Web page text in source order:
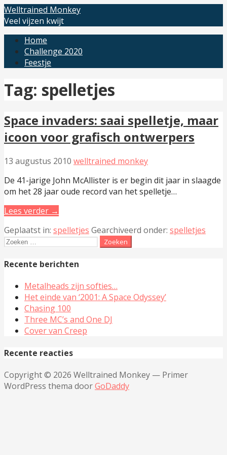
Ga
naar
inhoud
Welltrained Monkey
Veel vijzen kwijt
Home
Challenge 2020
Feestje
Tag: spelletjes
Space invaders: saai spelletje, maar
icoon voor grafisch ontwerpers
13 augustus 2010 welltrained monkey
De 41-jarige John McAllister is er begin dit jaar in slaagde
om het 28 jaar oude record van het spelletje…
Lees verder →
Geplaatst in: spelletjes Gearchiveerd onder: spelletjes
Zoeken
Recente berichten
Metalheads zijn softies…
Het einde van ‘2001: A Space Odyssey’
Chasing 100
Three MC’s and One DJ
Cover van Creep
Recente reacties
Copyright © 2026 Welltrained Monkey — Primer
WordPress thema doorGoDaddy